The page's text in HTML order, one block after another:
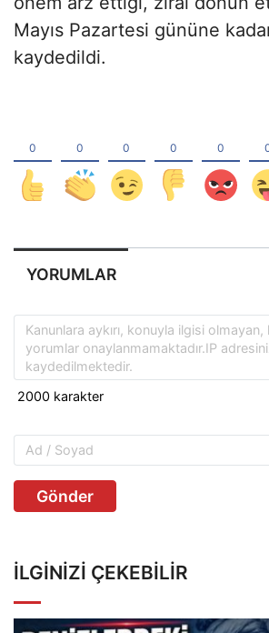
Mayıs Pazartesi gününe
kaydedildi.
YORUMLAR
Gönder
İLGINIZI ÇEKEBILIR